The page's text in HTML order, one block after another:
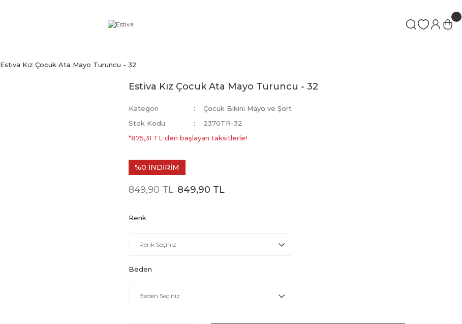
Estiva Kız Çocuk Ata Mayo Turuncu - 32
Estiva Kız Çocuk Ata Mayo Turuncu - 32
Kategori
Çocuk Bikini Mayo ve Şort
Stok Kodu
2370TR-32
*875,31 TL den başlayan taksitlerle!
%0 İNDİRİM
849,90 TL 849,90 TL
Renk
Beden